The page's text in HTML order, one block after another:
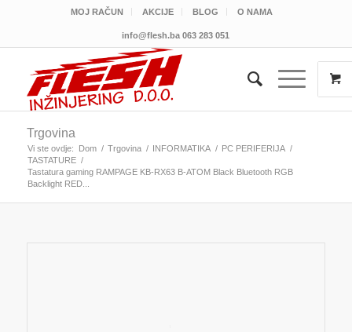
MOJ RAČUN AKCIJE BLOG O NAMA
info@flesh.ba 063 283 051
Trgovina
Vi ste ovdje: Dom / Trgovina / INFORMATIKA / PC PERIFERIJA /
TASTATURE /
Tastatura gaming RAMPAGE KB-RX63 B-ATOM Black Bluetooth RGB
Backlight RED...